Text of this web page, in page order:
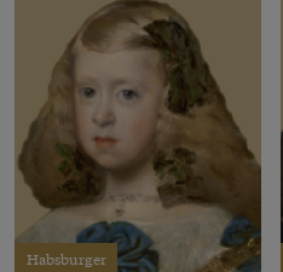
Habsburger